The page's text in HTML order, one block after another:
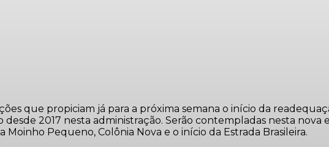
que propiciam já para a próxima semana o início da
2017 nesta administração. Serão contempladas nesta nova
Pequeno, Colônia Nova e o início da Estrada Brasileira.